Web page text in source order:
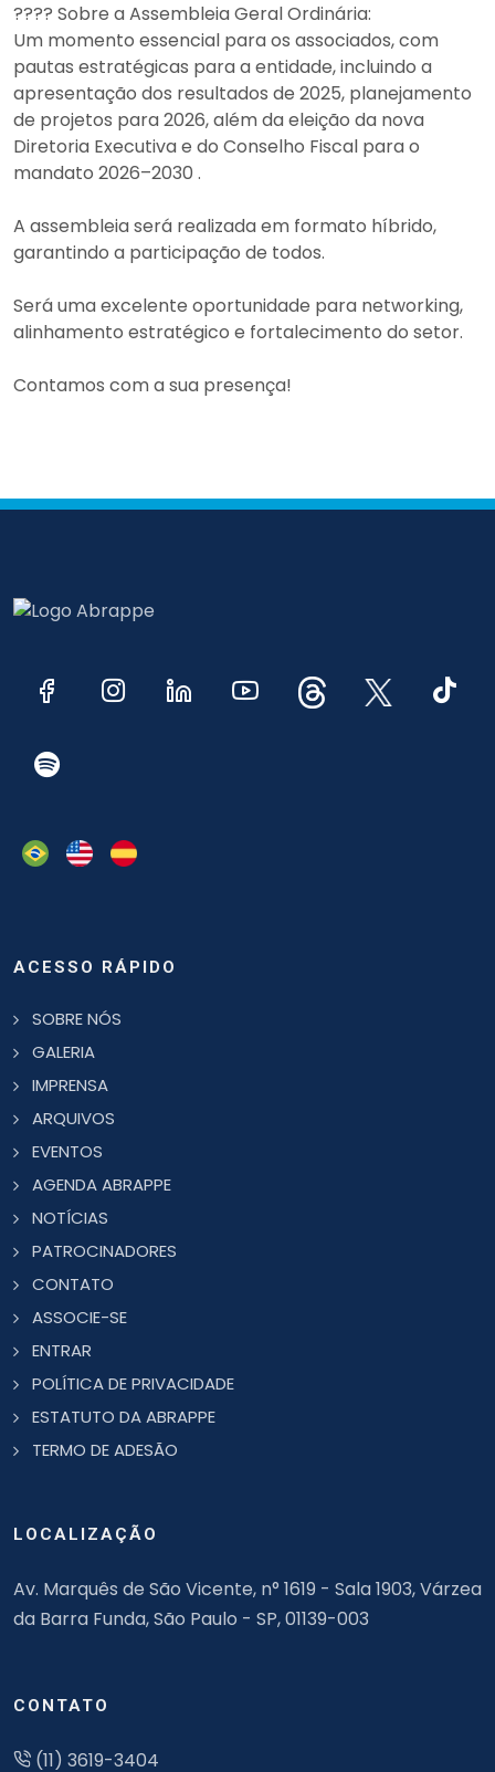
???? Sobre a Assembleia Geral Ordinária:
Um momento essencial para os associados, com
pautas estratégicas para a entidade, incluindo a
apresentação dos resultados de 2025, planejamento
de projetos para 2026, além da eleição da nova
Diretoria Executiva e do Conselho Fiscal para o
mandato 2026–2030 .
A assembleia será realizada em formato híbrido,
garantindo a participação de todos.
Será uma excelente oportunidade para networking,
alinhamento estratégico e fortalecimento do setor.
Contamos com a sua presença!
ACESSO RÁPIDO
SOBRE NÓS
GALERIA
IMPRENSA
ARQUIVOS
EVENTOS
AGENDA ABRAPPE
NOTÍCIAS
PATROCINADORES
CONTATO
ASSOCIE-SE
ENTRAR
POLÍTICA DE PRIVACIDADE
ESTATUTO DA ABRAPPE
TERMO DE ADESÃO
LOCALIZAÇÃO
Av. Marquês de São Vicente, n° 1619 - Sala 1903, Várzea
da Barra Funda, São Paulo - SP, 01139-003
CONTATO
(11) 3619-3404